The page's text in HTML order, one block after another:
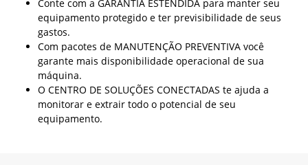
disponível para trabalhar enquanto você foca no seu
trabalho.
Conte com a GARANTIA ESTENDIDA para manter seu
equipamento protegido e ter previsibilidade de seus
gastos.
Com pacotes de MANUTENÇÃO PREVENTIVA você
garante mais disponibilidade operacional de sua
máquina.